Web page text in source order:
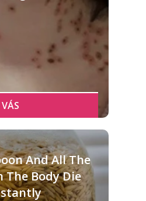
And All The
The Body Die